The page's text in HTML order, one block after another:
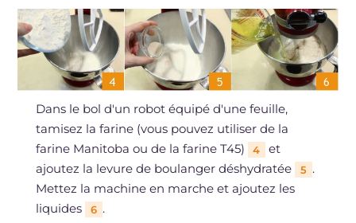
Dans le bol d'un robot équipé d'une feuille,
tamisez la farine (vous pouvez utiliser de la
farine Manitoba ou de la farine T45)
4
et
ajoutez la levure de boulanger déshydratée
5 .
Mettez la machine en marche et ajoutez les
liquides
6 .